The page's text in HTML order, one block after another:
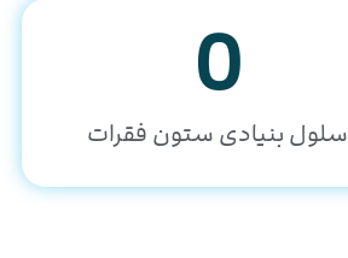
سلول بنیادی ستون فقرات
0